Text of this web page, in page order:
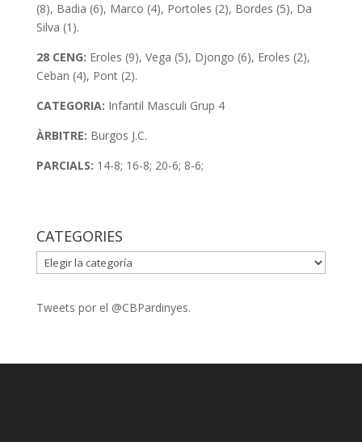
(8), Badia (6), Marco (4), Portoles (2), Bordes (5), Da
Silva (1).
28 CENG: Eroles (9), Vega (5), Djongo (6), Eroles (2),
Ceban (4), Pont (2).
CATEGORIA: Infantil Masculi Grup 4
ÀRBITRE: Burgos J.C.
PARCIALS: 14-8; 16-8; 20-6; 8-6;
CATEGORIES
CATEGORIES
Tweets por el @CBPardinyes.